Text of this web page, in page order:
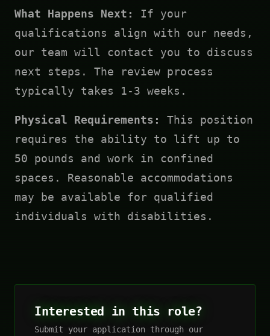
What Happens Next:
If your
qualifications align with our needs,
our team will contact you to discuss
next steps. The review process
typically takes 1-3 weeks.
Physical Requirements:
This position
requires the ability to lift up to
50 pounds and work in confined
spaces. Reasonable accommodations
may be available for qualified
individuals with disabilities.
Interested in this role?
Submit your application through our